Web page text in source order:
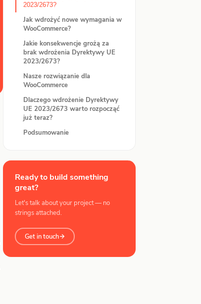
2023/2673?
Jak wdrożyć nowe wymagania w
WooCommerce?
Jakie konsekwencje grożą za
brak wdrożenia Dyrektywy UE
2023/2673?
Nasze rozwiązanie dla
WooCommerce
Dlaczego wdrożenie Dyrektywy
UE 2023/2673 warto rozpocząć
już teraz?
Podsumowanie
Ready to build something
great?
Let's talk about your project — no
strings attached.
Get in touch